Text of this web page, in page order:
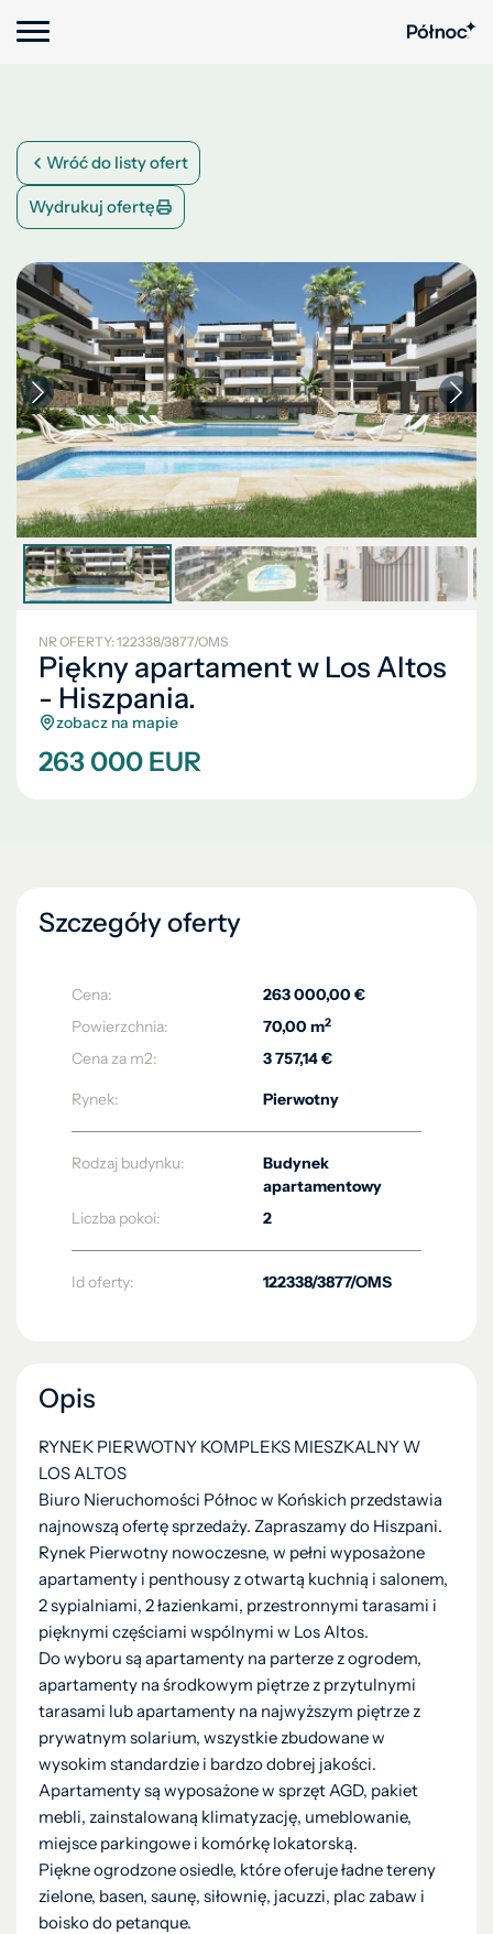
Wróć do listy ofert
Wydrukuj ofertę
NR OFERTY: 122338/3877/OMS
Piękny apartament w Los Altos
- Hiszpania.
zobacz na mapie
263 000 EUR
Szczegóły oferty
Cena:
263 000,00 €
Powierzchnia:
70,00 m2
Cena za m2: 3 757,14 €
Rynek: Pierwotny
Rodzaj budynku:
Budynek
apartamentowy
Liczba pokoi:
2
Id oferty: 122338/3877/OMS
Opis
RYNEK PIERWOTNY KOMPLEKS MIESZKALNY W
LOS ALTOS
Biuro Nieruchomości Północ w Końskich przedstawia
najnowszą ofertę sprzedaży. Zapraszamy do Hiszpani.
Rynek Pierwotny nowoczesne, w pełni wyposażone
apartamenty i penthousy z otwartą kuchnią i salonem,
2 sypialniami, 2 łazienkami, przestronnymi tarasami i
pięknymi częściami wspólnymi w Los Altos.
Do wyboru są apartamenty na parterze z ogrodem,
apartamenty na środkowym piętrze z przytulnymi
tarasami lub apartamenty na najwyższym piętrze z
prywatnym solarium, wszystkie zbudowane w
wysokim standardzie i bardzo dobrej jakości.
Apartamenty są wyposażone w sprzęt AGD, pakiet
mebli, zainstalowaną klimatyzację, umeblowanie,
miejsce parkingowe i komórkę lokatorską.
Piękne ogrodzone osiedle, które oferuje ładne tereny
zielone, basen, saunę, siłownię, jacuzzi, plac zabaw i
boisko do petanque.